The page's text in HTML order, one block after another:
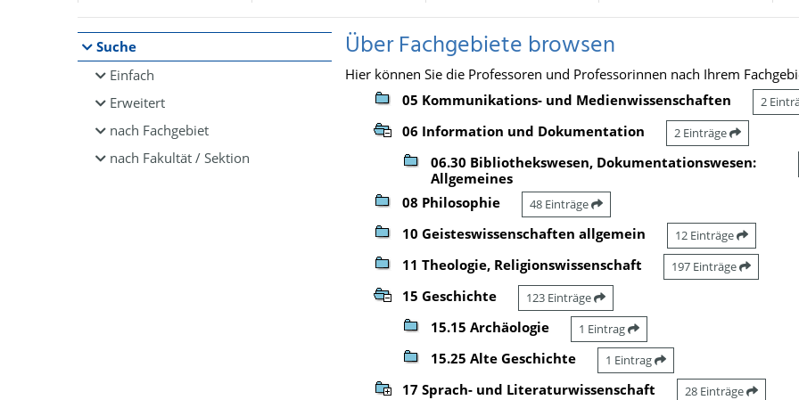
Suche
Einfach
Erweitert
nach Fachgebiet
nach Fakultät / Sektion
Über Fachgebiete browsen
Hier können Sie die Professoren und Professorinnen nach Ihrem
05 Kommunikations- und Medienwissenschaften
2
06 Information und Dokumentation 2 Einträge
06.30 Bibliothekswesen, Dokumentationswesen:
Allgemeines
08 Philosophie 48 Einträge
10 Geisteswissenschaften allgemein 12 Einträge
11 Theologie, Religionswissenschaft 197 Einträge
15 Geschichte 123 Einträge
15.15 Archäologie 1 Eintrag
15.25 Alte Geschichte 1 Eintrag
17 Sprach- und Literaturwissenschaft 28 Einträge